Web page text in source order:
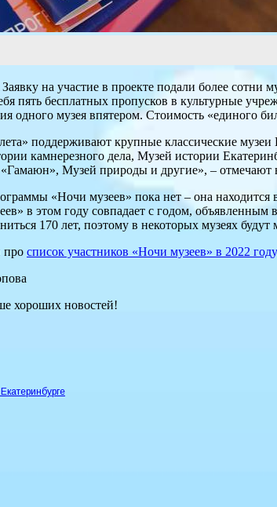
на участие в проекте подали более
пять бесплатных пропусков в культурные
одного музея впятером. Стоимость «единого
поддерживают крупные классические
камнерезного дела, Музей истории
Музей природы и другие», – отмечают
«Ночи музеев» пока нет – она
в этом году совпадает с годом,
170 лет, поэтому в некоторых музеях будут
про список участников «Ночи музеев» в 2022 году
хороших новостей!